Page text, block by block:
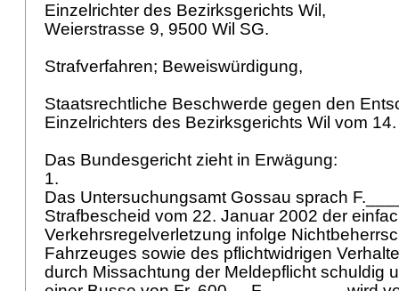
Einzelrichter des Bezirksgerichts Wil,
Weierstrasse 9, 9500 Wil SG.
Strafverfahren; Beweiswürdigung,
Staatsrechtliche Beschwerde gegen den
Einzelrichters des Bezirksgerichts Wil vom
Das Bundesgericht zieht in Erwägung:
1.
Das Untersuchungsamt Gossau sprach
Strafbescheid vom 22. Januar 2002 der
Verkehrsregelverletzung infolge
Fahrzeuges sowie des pflichtwidrigen
durch Missachtung der Meldepflicht schuldig